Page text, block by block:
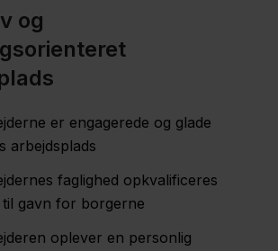
og
er engagerede og glade
arbejdsplads
faglighed opkvalificeres
til gavn for borgerne
oplever en personlig